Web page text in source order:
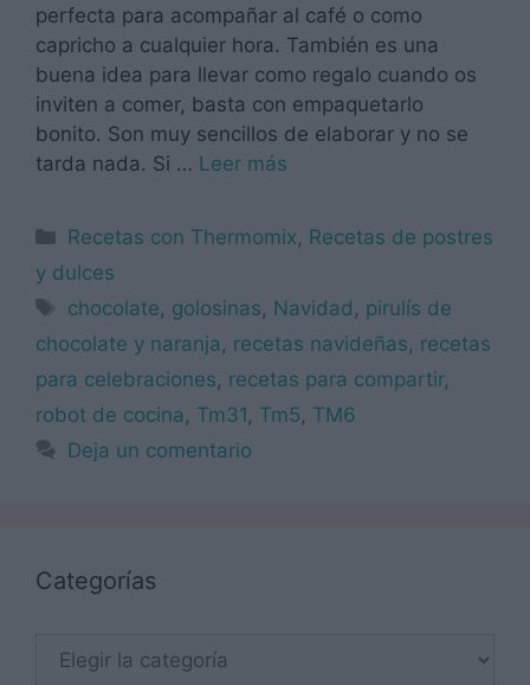
perfecta para acompañar al café o como
capricho a cualquier hora. También es una
buena idea para llevar como regalo cuando os
inviten a comer, basta con empaquetarlo
bonito. Son muy sencillos de elaborar y no se
tarda nada. Si … Leer más
Categorías
Recetas con Thermomix, Recetas de postres
y dulces
Etiquetas
chocolate, golosinas, Navidad , pirulís de
chocolate y naranja , recetas navideñas, recetas
para celebraciones, recetas para compartir,
robot de cocina , Tm31, Tm5, TM6
Deja un comentario
Categorías